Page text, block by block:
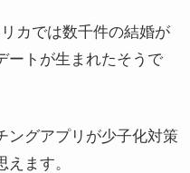
カでは数千件の結婚が
ートが生まれたそうで
ングアプリが少子化対策
ます。